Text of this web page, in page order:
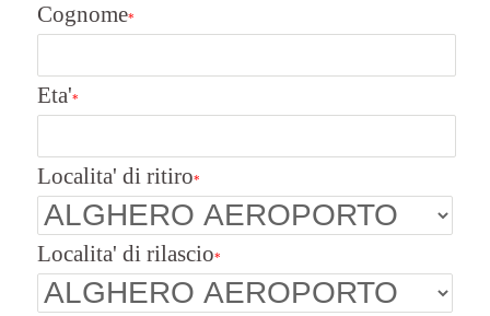
Cognome*
Eta'*
Localita' di ritiro*
Localita' di rilascio*